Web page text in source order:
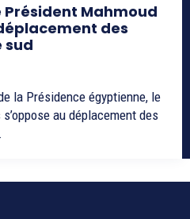
Président Mahmoud
des
sud
la Présidence égyptienne, le
au déplacement des